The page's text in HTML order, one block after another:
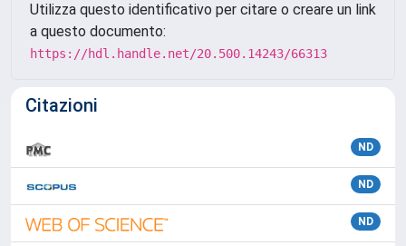
Utilizza questo identificativo per citare o creare un link
a questo documento:
https://hdl.handle.net/20.500.14243/66313
Citazioni
ND
ND
ND